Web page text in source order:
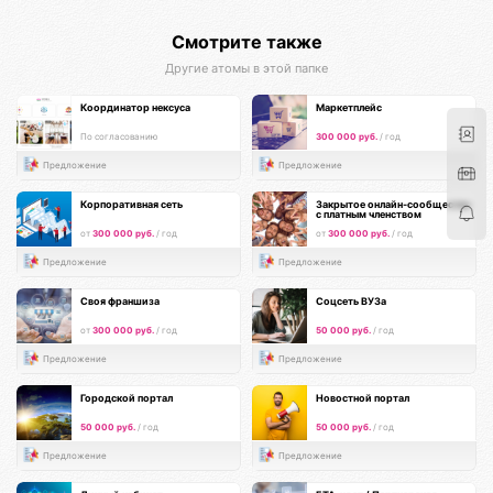
Смотрите также
Другие атомы в этой папке
Координатор нексуса
По согласованию
Предложение
Маркетплейс
300 000 руб. / год
Предложение
Корпоративная сеть
от 300 000 руб. / год
Предложение
Закрытое онлайн-сообщество
с платным членством
от 300 000 руб. / год
Предложение
Своя франшиза
от 300 000 руб. / год
Предложение
Соцсеть ВУЗа
50 000 руб. / год
Предложение
Городской портал
50 000 руб. / год
Предложение
Новостной портал
50 000 руб. / год
Предложение